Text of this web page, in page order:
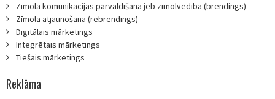
Zīmola komunikācijas pārvaldīšana jeb zīmolvedība (brendings)
Zīmola atjaunošana (rebrendings)
Digitālais mārketings
Integrētais mārketings
Tiešais mārketings
Reklāma